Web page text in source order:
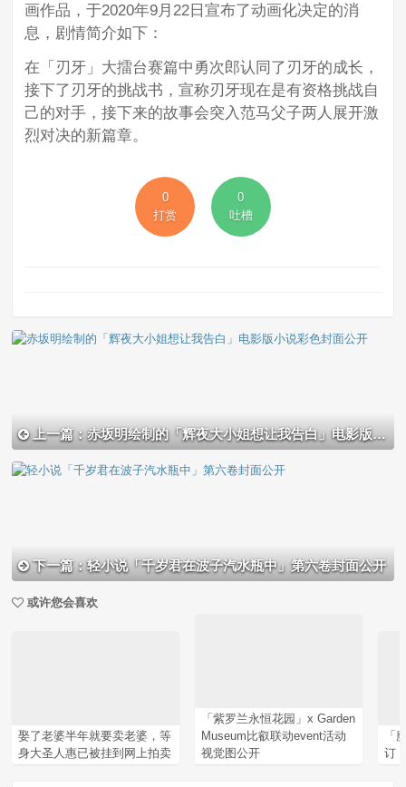
画作品，于2020年9月22日宣布了动画化决定的消
息，剧情简介如下：
在「刃牙」大擂台赛篇中勇次郎认同了刃牙的成长，
接下了刃牙的挑战书，宣称刃牙现在是有资格挑战自
己的对手，接下来的故事会突入范马父子两人展开激
烈对决的新篇章。
0
打赏
0
吐槽
上一篇：赤坂明绘制的「辉夜大小姐想让我告白」电影版小说彩色封面公开
下一篇：轻小说「千岁君在波子汽水瓶中」第六卷封面公开
或许您会喜欢
娶了老婆半年就要卖老婆，等
身大圣人惠已被挂到网上拍卖
「紫罗兰永恒花园」x Garden
Museum比叡联动event活动
视觉图公开
「
订